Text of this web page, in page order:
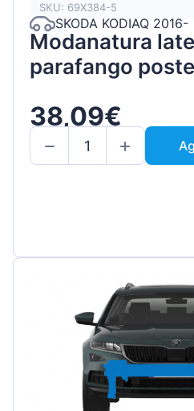
SKU: 69X384-5
SKODA KODIAQ 2016-
Modanatura
parafango
38,09€